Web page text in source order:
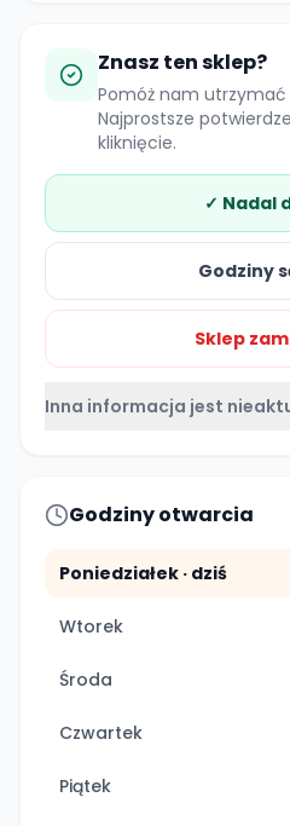
Znasz ten sklep?
Pomóż nam
Najprostsze
kliknięcie.
✓ Nadal
Godziny
Sklep
Inna informacja jest
Godziny otwarcia
Poniedziałek · dziś
Wtorek
Środa
Czwartek
Piątek